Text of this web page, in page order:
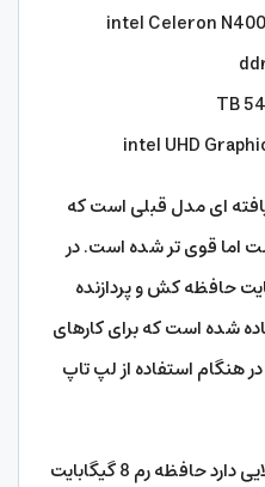
ای مدل قبلی است که
اما قوی تر شده است. در
از پردازنده با 4 مگابایت حافظه کش و پردازنده
شده است که برای کارهای
استفاده از لپ تاپ
مزیتی که این لپ تاپ با مدل بالایی دارد حافظه رم 8 گیگابایت